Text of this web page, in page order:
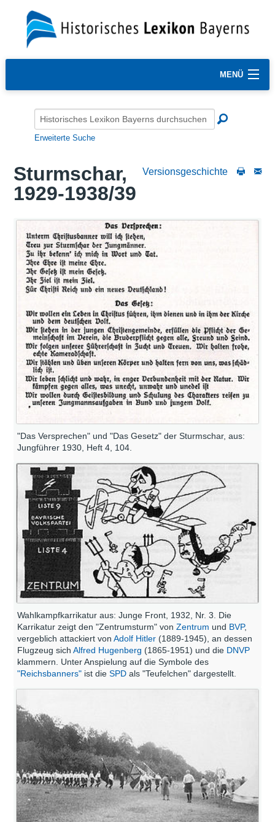
MENÜ
Erweiterte Suche
Versionsgeschichte
Sturmschar,
1929-1938/39
"Das Versprechen" und "Das Gesetz" der Sturmschar, aus:
Jungführer 1930, Heft 4, 104.
Wahlkampfkarrikatur aus: Junge Front, 1932, Nr. 3. Die
Karrikatur zeigt den "Zentrumsturm" von Zentrum und BVP,
vergeblich attackiert von Adolf Hitler (1889-1945), an dessen
Flugzeug sich Alfred Hugenberg (1865-1951) und die DNVP
klammern. Unter Anspielung auf die Symbole des
"Reichsbanners" ist die SPD als "Teufelchen" dargestellt.